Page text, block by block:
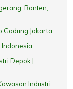
Banten,
Gadung Jakarta
Indonesia
Depok |
Industri